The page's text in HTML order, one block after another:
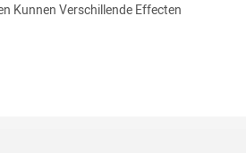
Kunnen Verschillende Effecten